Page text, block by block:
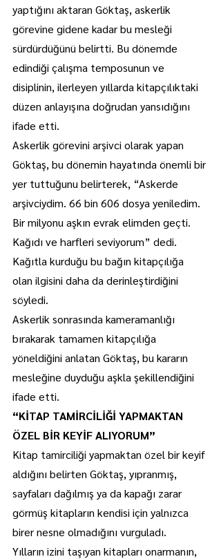
yaptığını aktaran Göktaş, askerlik
görevine gidene kadar bu mesleği
sürdürdüğünü belirtti. Bu dönemde
edindiği çalışma temposunun ve
disiplinin, ilerleyen yıllarda kitapçılıktaki
düzen anlayışına doğrudan yansıdığını
ifade etti.
Askerlik görevini arşivci olarak yapan
Göktaş, bu dönemin hayatında önemli bir
yer tuttuğunu belirterek, “Askerde
arşivciydim. 66 bin 606 dosya yeniledim.
Bir milyonu aşkın evrak elimden geçti.
Kağıdı ve harfleri seviyorum” dedi.
Kağıtla kurduğu bu bağın kitapçılığa
olan ilgisini daha da derinleştirdiğini
söyledi.
Askerlik sonrasında kameramanlığı
bırakarak tamamen kitapçılığa
yöneldiğini anlatan Göktaş, bu kararın
mesleğine duyduğu aşkla şekillendiğini
ifade etti.
“KİTAP TAMİRCİLİĞİ YAPMAKTAN
ÖZEL BİR KEYİF ALIYORUM”
Kitap tamirciliği yapmaktan özel bir keyif
aldığını belirten Göktaş, yıpranmış,
sayfaları dağılmış ya da kapağı zarar
görmüş kitapların kendisi için yalnızca
birer nesne olmadığını vurguladı.
Yılların izini taşıyan kitapları onarmanın,